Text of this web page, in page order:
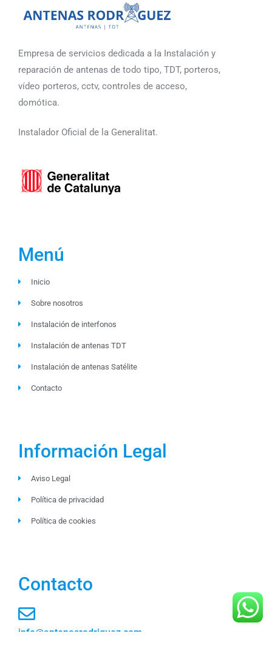
Empresa de servicios dedicada a la Instalación y
reparación de antenas de todo tipo, TDT, porteros,
vídeo porteros, cctv, controles de acceso,
domótica.
Instalador Oficial de la Generalitat.
Menú
Inicio
Sobre nosotros
Instalación de interfonos
Instalación de antenas TDT
Instalación de antenas Satélite
Contacto
Información Legal
Aviso Legal
Política de privacidad
Política de cookies
Contacto
info@antenasrodriguez.com